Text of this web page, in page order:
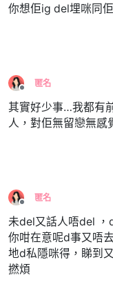
你想佢ig del埋咪同佢
離線
匿名
其實好少事…我都有
人，對佢無留戀無
離線
匿名
未del又話人唔del
你咁在意呢d事又唔
地d私隱咪得，睇到
撚煩